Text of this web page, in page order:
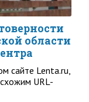
области
сайте Lenta.ru,
URL-